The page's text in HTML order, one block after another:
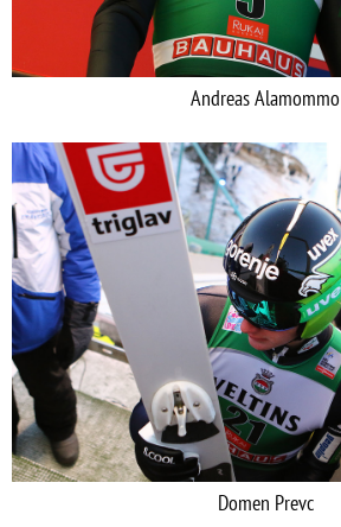
Andreas Alamommo
Domen Prevc